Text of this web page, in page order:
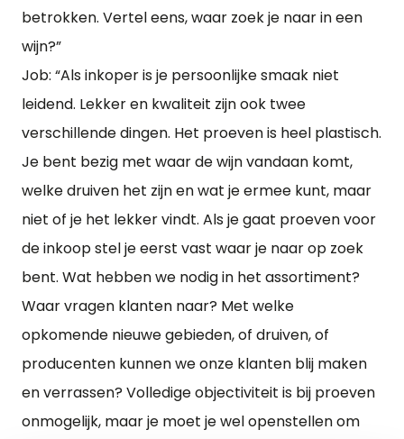
betrokken. Vertel eens, waar zoek je naar in een
wijn?”
Job: “Als inkoper is je persoonlijke smaak niet
leidend. Lekker en kwaliteit zijn ook twee
verschillende dingen. Het proeven is heel plastisch.
Je bent bezig met waar de wijn vandaan komt,
welke druiven het zijn en wat je ermee kunt, maar
niet of je het lekker vindt. Als je gaat proeven voor
de inkoop stel je eerst vast waar je naar op zoek
bent. Wat hebben we nodig in het assortiment?
Waar vragen klanten naar? Met welke
opkomende nieuwe gebieden, of druiven, of
producenten kunnen we onze klanten blij maken
en verrassen? Volledige objectiviteit is bij proeven
onmogelijk, maar je moet je wel openstellen om